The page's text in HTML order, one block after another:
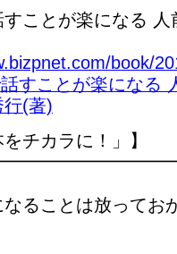
ことが楽になる 人
book/
チカラに！」】
は放っておか